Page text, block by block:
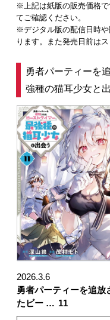
※上記は紙版の販売価格
てご確認ください。
※デジタル版の配信日時
ります。また発売日前は
勇者パーティーを
強種の猫耳少女と
2026.3.6
勇者パーティーを追放
たビー … 11